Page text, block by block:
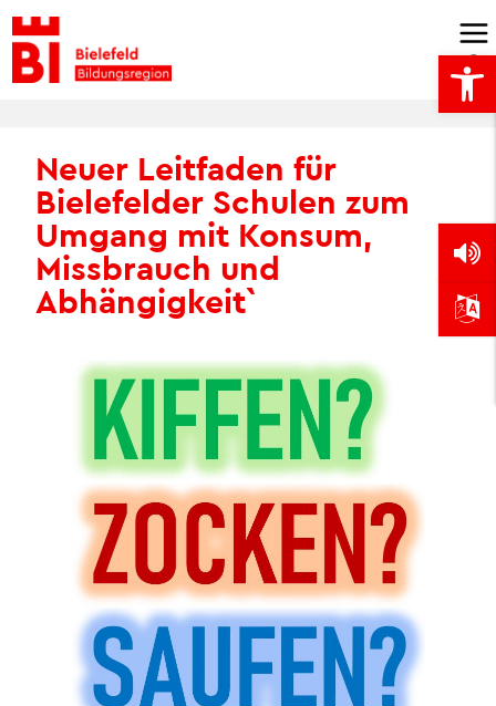
Skip
to
content
Neuer Leitfaden für
Bielefelder Schulen zum
Umgang mit Konsum,
Missbrauch und
Abhängigkeit`